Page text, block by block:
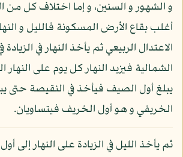
و الشهور و السنين، و إما اختلاف كل من
أغلب بقاع الأرض المسكونة فالليل و
الاعتدال الربيعي ثم يأخذ النهار في
الشمالية فيزيد النهار كل يوم على
يبلغ أول الصيف فيأخذ في النقيصة حتى
الخريفي و هو أول الخريف فيتساويان.
ثم يأخذ الليل في الزيادة على النهار إلى